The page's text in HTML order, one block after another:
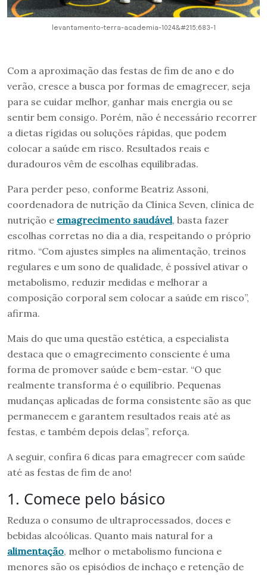
levantamento-terra-academia-1024&#215;683-1
Com a aproximação das festas de fim de ano e do
verão, cresce a busca por formas de emagrecer, seja
para se cuidar melhor, ganhar mais energia ou se
sentir bem consigo. Porém, não é necessário recorrer
a dietas rígidas ou soluções rápidas, que podem
colocar a saúde em risco. Resultados reais e
duradouros vêm de escolhas equilibradas.
Para perder peso, conforme Beatriz Assoni,
coordenadora de nutrição da Clínica Seven, clínica de
nutrição e emagrecimento saudável, basta fazer
escolhas corretas no dia a dia, respeitando o próprio
ritmo. “Com ajustes simples na alimentação, treinos
regulares e um sono de qualidade, é possível ativar o
metabolismo, reduzir medidas e melhorar a
composição corporal sem colocar a saúde em risco”,
afirma.
Mais do que uma questão estética, a especialista
destaca que o emagrecimento consciente é uma
forma de promover saúde e bem-estar. “O que
realmente transforma é o equilíbrio. Pequenas
mudanças aplicadas de forma consistente são as que
permanecem e garantem resultados reais até as
festas, e também depois delas”, reforça.
A seguir, confira 6 dicas para emagrecer com saúde
até as festas de fim de ano!
1. Comece pelo básico
Reduza o consumo de ultraprocessados, doces e
bebidas alcoólicas. Quanto mais natural for a
alimentação, melhor o metabolismo funciona e
menores são os episódios de inchaço e retenção de